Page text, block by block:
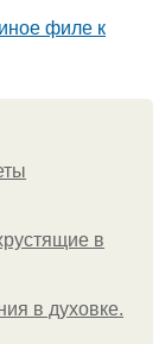
филе к
в
в духовке.